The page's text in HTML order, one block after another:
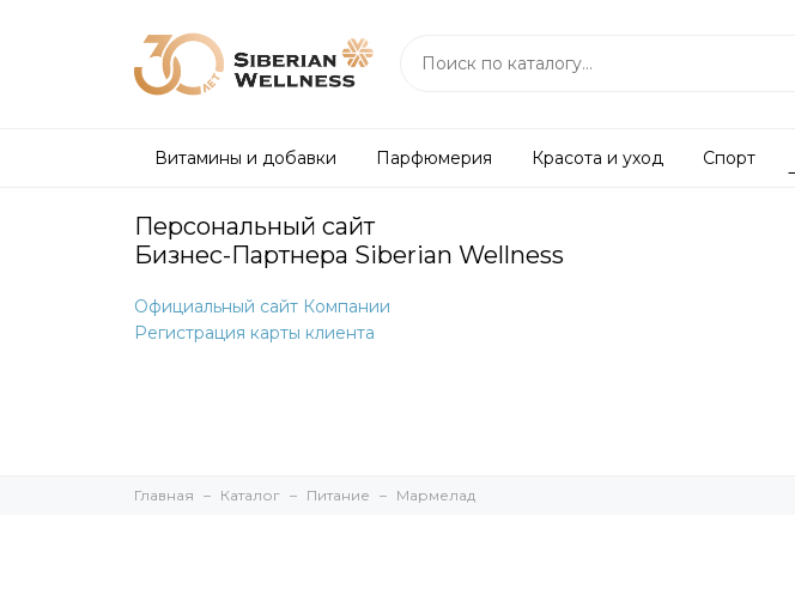
Витамины и добавки Парфюмерия Красота и уход Спорт
Персональный сайт
Бизнес-Партнера Siberian Wellness
Официальный сайт Компании
Регистрация карты клиента
Главная Каталог Питание Мармелад